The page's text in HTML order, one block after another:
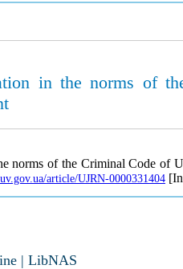
in the norms of
norms of the Criminal Code of
article/UJRN-0000331404[In
| LibNAS